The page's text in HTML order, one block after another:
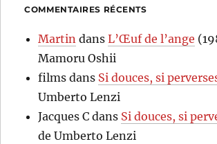
COMMENTAIRES RÉCENTS
Martin dansL’Œuf de l’ange
Mamoru Oshii
films dans Si douces, si
Umberto Lenzi
Jacques C dans Si douces, si
de Umberto Lenzi